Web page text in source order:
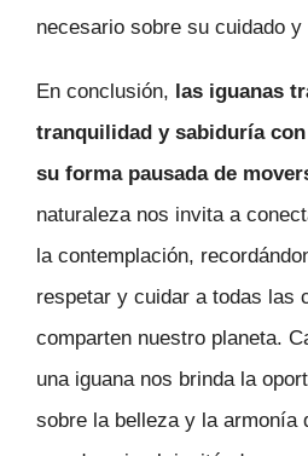
necesario sobre su cuidado y
En conclusión, las iguanas
tranquilidad y sabiduría
su forma pausada de
naturaleza nos invita a
la contemplación,
respetar y cuidar a todas las
comparten nuestro planeta.
una iguana nos brinda la
sobre la belleza y la armonía